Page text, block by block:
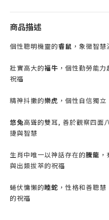
商品描述
個性聰明機靈的睿鼠 ，象徵智
壯實高大的福牛 ，個性勤勞能
祝福
精神抖擻的樂虎 ，個性自信獨
悠兔高聳的雙耳, 善於觀察四面
捷與智慧
生肖中唯一以神話存在的騰龍
與出類拔萃的祝福
蜷伏慵懶的睦蛇 ，性格和善聰
的祝福